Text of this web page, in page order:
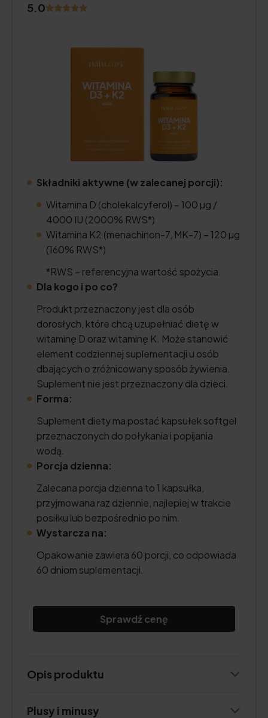
5.0
Składniki aktywne (w zalecanej porcji):
Witamina D (cholekalcyferol) – 100 µg /
4000 IU (2000% RWS*)
Witamina K2 (menachinon-7, MK-7) – 120 µg
(160% RWS*)
*RWS – referencyjna wartość spożycia.
Dla kogo i po co?
Produkt przeznaczony jest dla osób
dorosłych, które chcą uzupełniać dietę w
witaminę D oraz witaminę K. Może stanowić
element codziennej suplementacji u osób
dbających o zróżnicowany sposób żywienia.
Suplement nie jest przeznaczony dla dzieci.
Forma:
Suplement diety ma postać kapsułek softgel
przeznaczonych do połykania i popijania
wodą.
Porcja dzienna:
Zalecana porcja dzienna to 1 kapsułka,
przyjmowana raz dziennie, najlepiej w trakcie
posiłku lub bezpośrednio po nim.
Wystarcza na:
Opakowanie zawiera 60 porcji, co odpowiada
60 dniom suplementacji.
Sprawdź cenę
Opis produktu
Plusy i minusy